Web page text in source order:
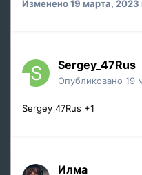
Изменено19 марта, 2023
Sergey_47Rus
Опубликовано 19
Sergey_47Rus +1
Илма